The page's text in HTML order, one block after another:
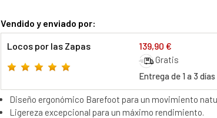
Vendido y enviado por:
Locos por las Zapas 139,90 €
Gratis
Entrega de 1 a 3 días
Diseño ergonómico Barefoot para un movimiento
Ligereza excepcional para un máximo rendimiento.